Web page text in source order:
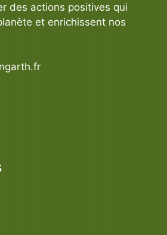
des actions positives qui
et enrichissent nos